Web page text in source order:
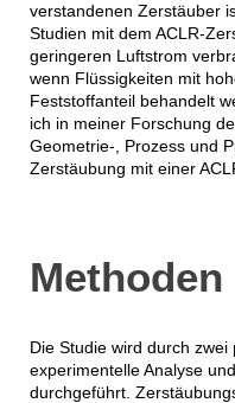
verstandenen Zerstäuber
Studien mit dem ACLR-
geringeren Luftstrom
wenn Flüssigkeiten mit
Feststoffanteil behandelt
ich in meiner Forschung
Geometrie-, Prozess und
Zerstäubung mit einer
Methoden
Die Studie wird durch
experimentelle Analyse
durchgeführt.